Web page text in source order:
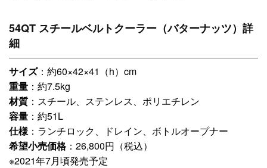
54QT スチールベルトクーラー（バターナッツ）詳
細
サイズ：約60×42×41（h）cm
重量 ：約7.5kg
材質 ：スチール、ステンレス、ポリエチレン
容量 ：約51L
仕様：ランチロック、ドレイン、ボトルオープナー
希望小売価格：26,800円（税込）
※2021年7月頃発売予定